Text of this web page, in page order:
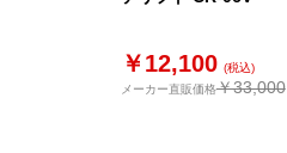
￥12,100 (税込)
メーカー直販価格￥33,000